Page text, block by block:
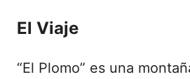
El Viaje
“El Plomo” es una